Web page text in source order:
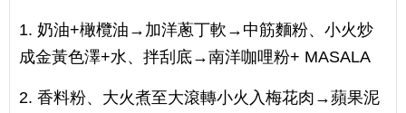
1. 奶油+橄欖油→加洋蔥丁軟→中筋麵粉、小火炒
成金黃色澤+水、拌刮底→南洋咖哩粉+ MASALA
2. 香料粉、大火煮至大滾轉小火入梅花肉→蘋果泥